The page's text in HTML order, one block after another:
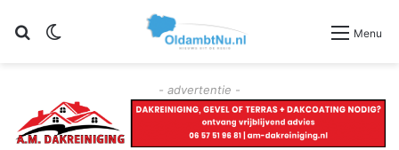
Zoeken Menu
- advertentie -